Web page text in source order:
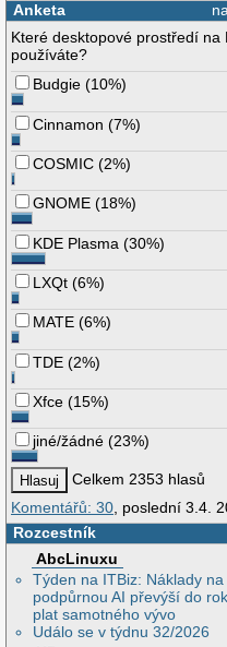
Anketa
Které desktopové prostředí na
používáte?
Budgie (10%)
Cinnamon (7%)
COSMIC (2%)
GNOME (18%)
KDE Plasma (30%)
LXQt (6%)
MATE (6%)
TDE (2%)
Xfce (15%)
jiné/žádné (23%)
Celkem 2353 hlasů
Komentářů: 30 , poslední 3.4.
Rozcestník
AbcLinuxu
Týden na ITBiz: Náklady na
podpůrnou AI převýší do
plat samotného vývo
Událo se v týdnu 32/2026